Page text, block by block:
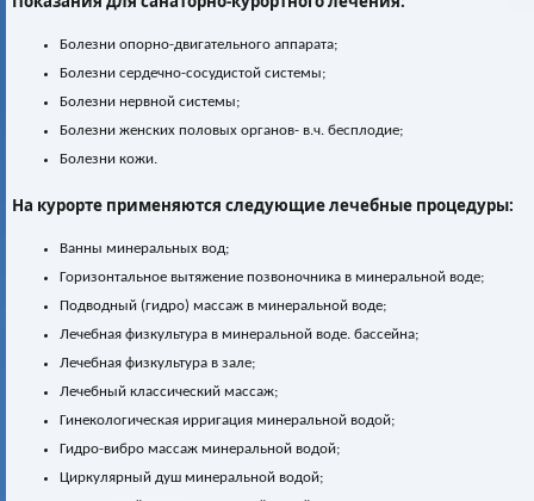
Болезни опорно-двигательного аппарата;
Болезни сердечно-сосудистой системы;
Болезни нервной системы;
Болезни женских половых органов- в.ч. бесплодие;
Болезни кожи.
На курорте применяются следующие лечебные процедуры:
Ванны минеральных вод;
Горизонтальное вытяжение позвоночника в минеральной воде;
Подводный (гидро) массаж в минеральной воде;
Лечебная физкультура в минеральной воде. бассейна;
Лечебная физкультура в зале;
Лечебный классический массаж;
Гинекологическая ирригация минеральной водой;
Гидро-вибро массаж минеральной водой;
Циркулярный душ минеральной водой;